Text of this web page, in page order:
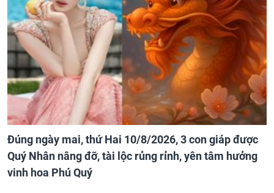
Đúng ngày mai, thứ Hai 10/8/2026, 3 con giáp được
Quý Nhân nâng đỡ, tài lộc rủng rỉnh, yên tâm hưởng
vinh hoa Phú Quý